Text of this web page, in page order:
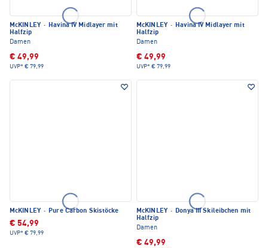
McKINLEY · Havina IV Midlayer mit
Halfzip
Damen
€ 49,99
UVP* € 79,99
McKINLEY · Havina IV Midlayer mit
Halfzip
Damen
€ 49,99
UVP* € 79,99
McKINLEY · Pure Carbon Skistöcke
€ 54,99
UVP* € 79,99
McKINLEY · Donya III Skileibchen mit
Halfzip
Damen
€ 49,99